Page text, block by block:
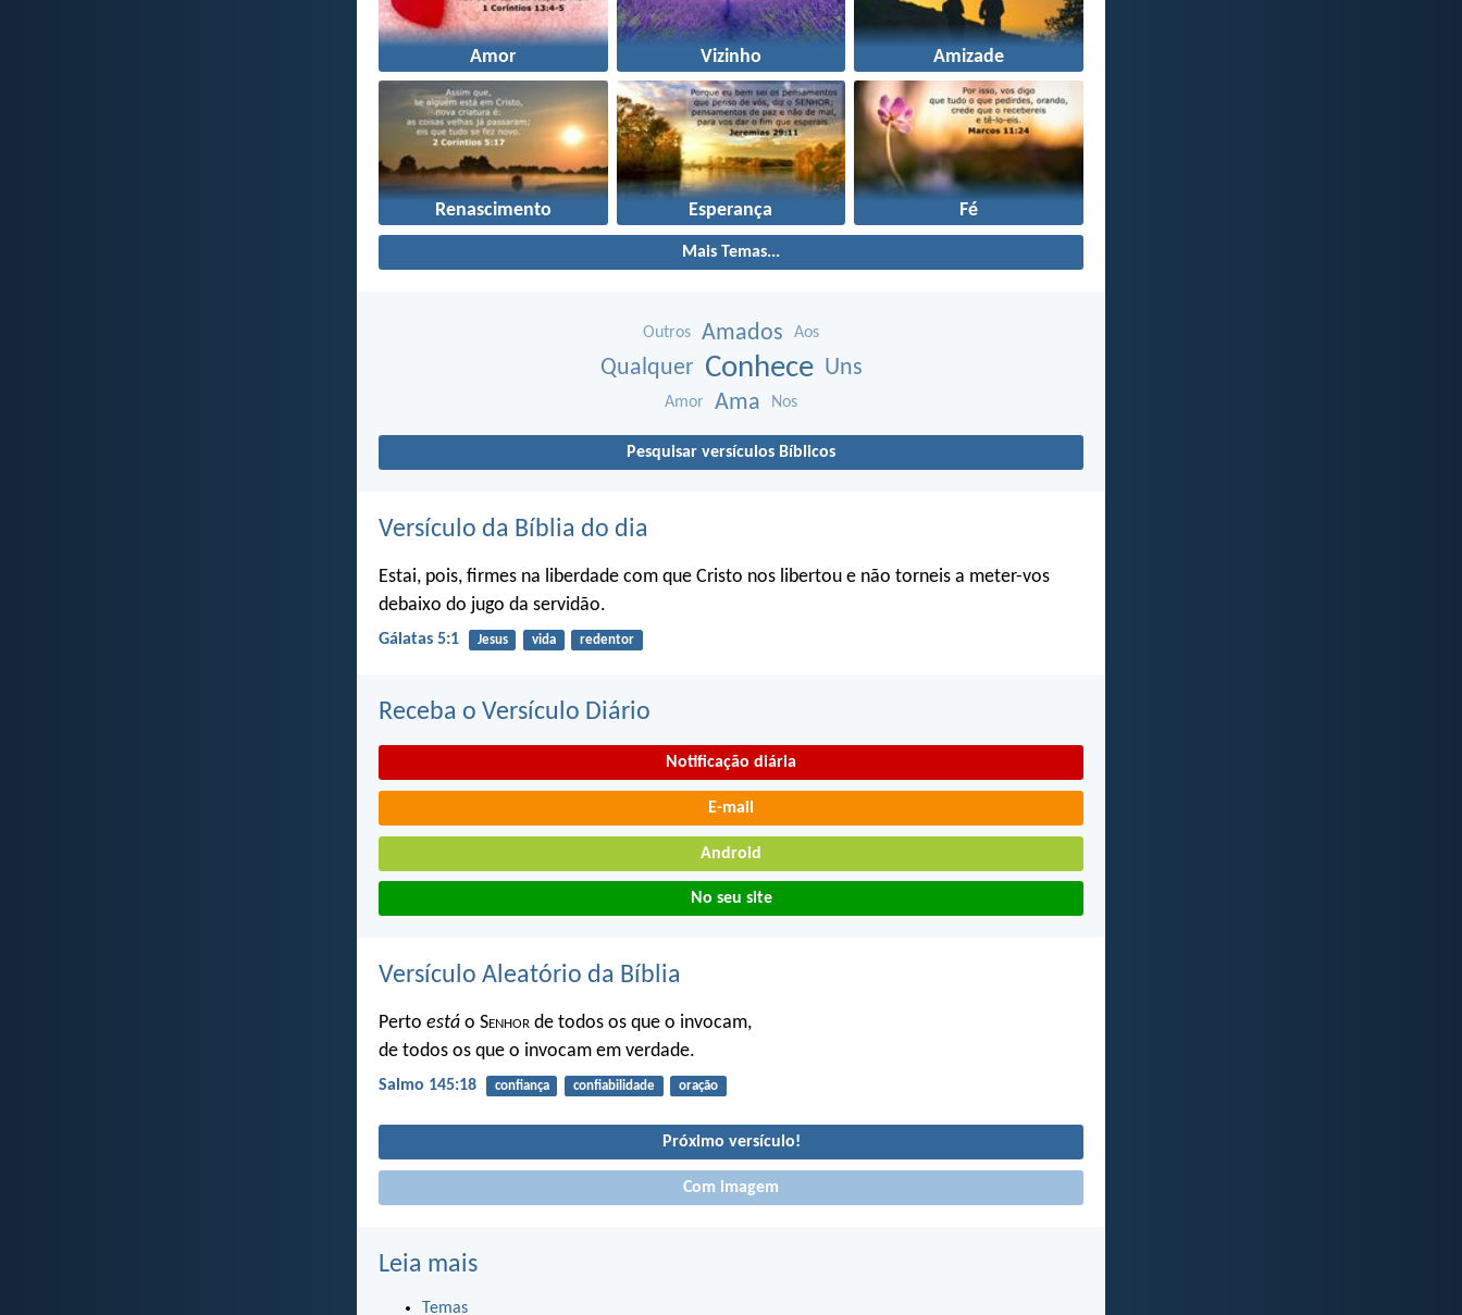
Amor Vizinho Amizade
Renascimento Esperança Fé
Mais Temas...
Outros Amados Aos
Qualquer Conhece Uns
Amor Ama Nos
Pesquisar versículos Bíblicos
Versículo da Bíblia do dia
Estai, pois, firmes na liberdade com que Cristo nos libertou e não torneis a meter-vos
debaixo do jugo da servidão.
Gálatas 5:1 Jesus vida redentor
Receba o Versículo Diário
Notificação diária
E-mail
Android
No seu site
Versículo Aleatório da Bíblia
Perto está o Senhor de todos os que o invocam,
de todos os que o invocam em verdade.
Salmo 145:18 confiança confiabilidade oração
Próximo versículo!
Com imagem
Leia mais
Temas